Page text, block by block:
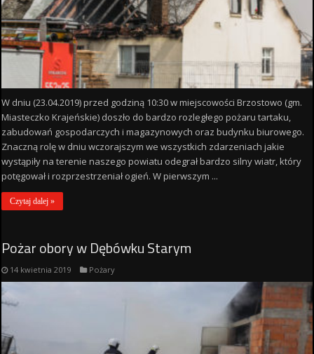
W dniu (23.04.2019) przed godziną 10:30 w miejscowości Brzostowo (gm.
Miasteczko Krajeńskie) doszło do bardzo rozległego pożaru tartaku,
zabudowań gospodarczych i magazynowych oraz budynku biurowego.
Znaczną rolę w dniu wczorajszym we wszystkich zdarzeniach jakie
wystąpiły na terenie naszego powiatu odegrał bardzo silny wiatr, który
potęgował i rozprzestrzeniał ogień. W pierwszym ...
Czytaj dalej »
Pożar obory w Dębówku Starym
14 kwietnia 2019 Pożary